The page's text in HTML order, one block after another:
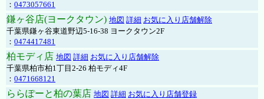
： 0473057661
鎌ヶ谷店(ヨークタウン) 地図 詳細 お気に入り店舗解除
千葉県鎌ヶ谷東道野辺5-16-38 ヨークタウン2F
： 0474417481
柏モディ店 地図 詳細 お気に入り店舗解除
千葉県柏市柏1丁目2-26 柏モディ4F
： 0471668121
ららぽーと柏の葉店 地図 詳細 お気に入り店舗登録